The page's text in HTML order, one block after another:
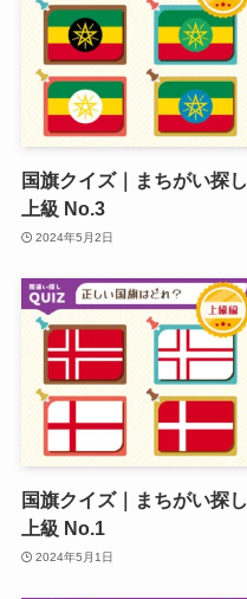
国旗クイズ｜まちがい探し
上級 No.3
2024年5月2日
国旗クイズ｜まちがい探し
上級 No.1
2024年5月1日